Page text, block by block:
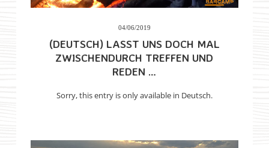
04/06/2019
(DEUTSCH) LASST UNS DOCH MAL
ZWISCHENDURCH TREFFEN UND
REDEN …
Sorry, this entry is only available in Deutsch.